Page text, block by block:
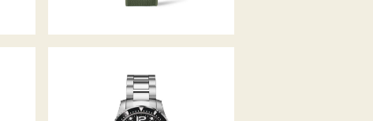
HYDROCONQUEST